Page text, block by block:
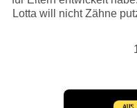
Lotta will nicht Zähne